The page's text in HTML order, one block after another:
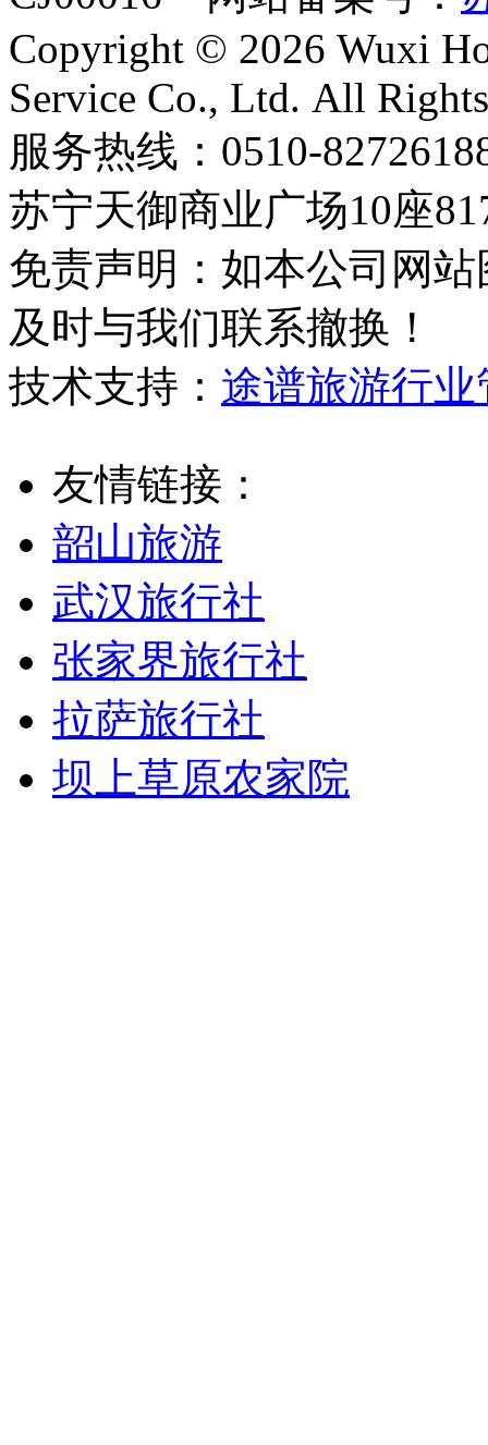
Copyright © 2026 Wuxi
Service Co., Ltd. All
服务热线：0510-
苏宁天御商业广场10座
免责声明：如本公司网
及时与我们联系撤换！
技术支持： 途谱旅游行
友情链接：
韶山旅游
武汉旅行社
张家界旅行社
拉萨旅行社
坝上草原农家院